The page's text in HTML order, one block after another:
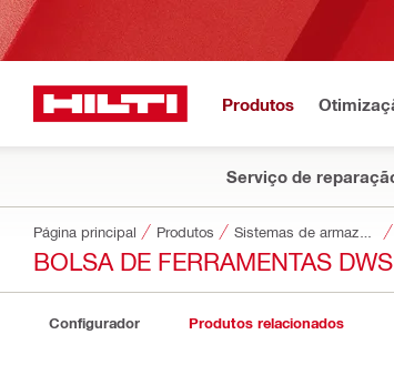
Produtos
Serviço de
Página principal Produtos
BOLSA DE FERRAMENTAS DWS
Configurador Produtos relacionados